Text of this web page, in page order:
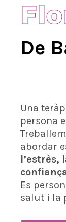
De
Una
persona
abordar
l’estrès,
Es
salut i la